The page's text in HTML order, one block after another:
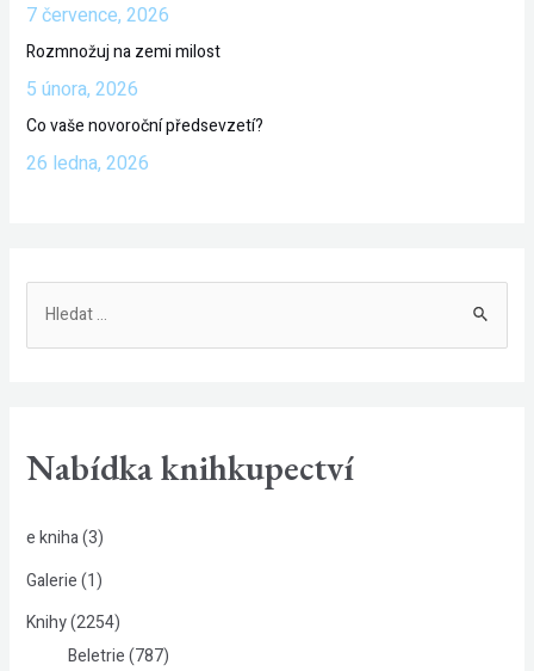
7 července, 2026
Rozmnožuj na zemi milost
5 února, 2026
Co vaše novoroční předsevzetí?
26 ledna, 2026
d
t
o
Nabídka knihkupectví
e kniha(3)
Galerie(1)
Knihy(2254)
Beletrie(787)